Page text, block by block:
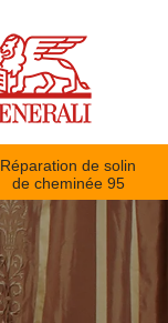
Réparation de solin
de cheminée 95